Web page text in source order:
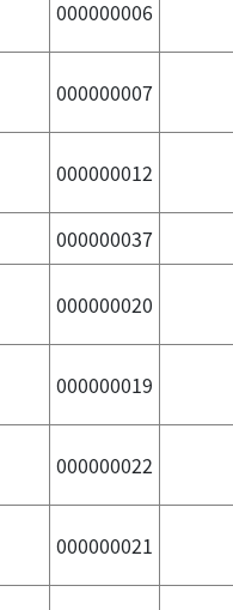
000000006
000000007
000000012
000000037
000000020
000000019
000000022
000000021